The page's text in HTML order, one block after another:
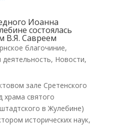
Иоанна
состоялась
В.Я. Савреем
благочиние,
, Новости,
зале Сретенского
храма святого
в Жулебине)
исторических наук,